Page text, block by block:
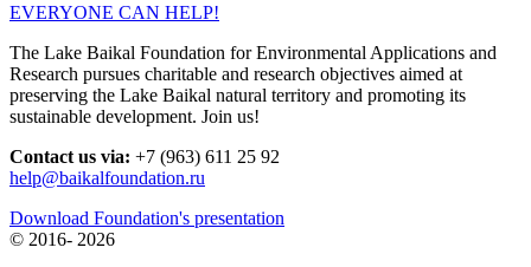
EVERYONE CAN HELP!
The Lake Baikal Foundation for Environmental Applications and
Research pursues charitable and research objectives aimed at
preserving the Lake Baikal natural territory and promoting its
sustainable development. Join us!
Contact us via: +7 (963) 611 25 92
help@baikalfoundation.ru
Download Foundation's presentation
© 2016- 2026